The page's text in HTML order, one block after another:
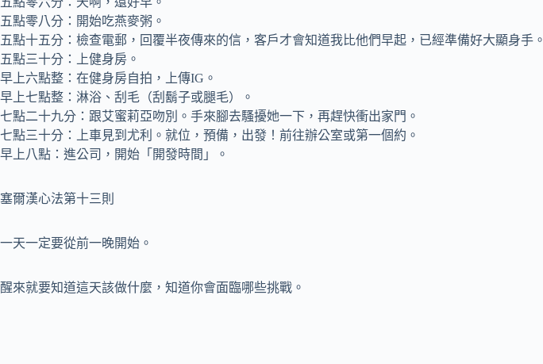
五點零八分：開始吃燕麥粥。
五點十五分：檢查電郵，回覆半夜傳來的信，客戶才會知道我比他們早起，已經準備好大顯身手。
五點三十分：上健身房。
早上六點整：在健身房自拍，上傳IG。
早上七點整：淋浴、刮毛（刮鬍子或腿毛）。
七點二十九分：跟艾蜜莉亞吻別。手來腳去騷擾她一下，再趕快衝出家門。
七點三十分：上車見到尤利。就位，預備，出發！前往辦公室或第一個約。
早上八點：進公司，開始「開發時間」。
塞爾漢心法第十三則
一天一定要從前一晚開始。
醒來就要知道這天該做什麼，知道你會面臨哪些挑戰。